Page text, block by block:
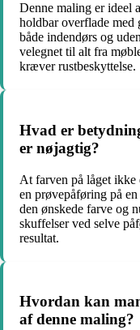
Denne maling er ideel
holdbar overflade med
både indendørs og
velegnet til alt fra
kræver rustbeskyttelse.
Hvad er
er nøjagtig?
At farven på låget ikke
en prøvepåføring på
den ønskede farve og
skuffelser ved selve
resultat.
Hvordan kan
af denne maling?